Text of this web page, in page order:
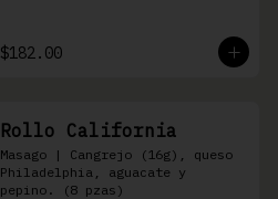
$182.00
Rollo California
Masago | Cangrejo (16g), queso
Philadelphia, aguacate y
pepino. (8 pzas)